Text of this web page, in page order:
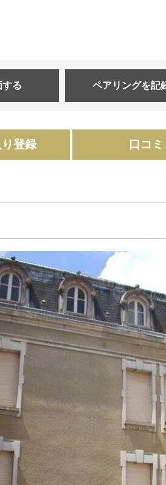
する ペアリングを記
登録 口コミ